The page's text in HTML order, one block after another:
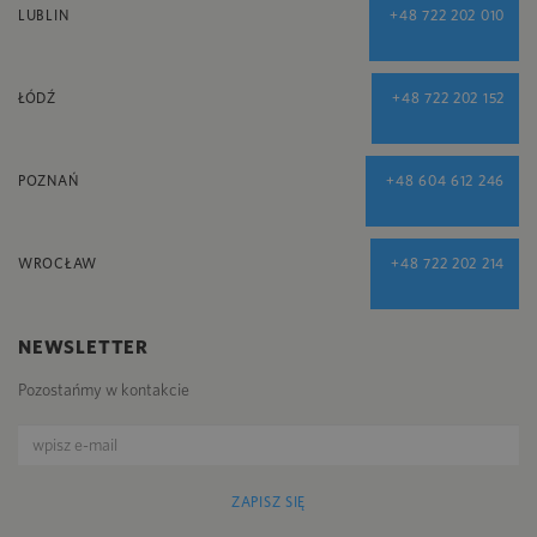
LUBLIN +48 722 202 010
ŁÓDŹ +48 722 202 152
POZNAŃ +48 604 612 246
WROCŁAW +48 722 202 214
NEWSLETTER
Pozostańmy w kontakcie
ZAPISZ SIĘ